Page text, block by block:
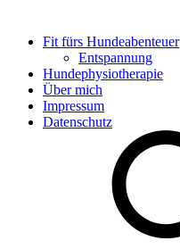
Fit fürs Hundeabenteuer
Entspannung
Hundephysiotherapie
Über mich
Impressum
Datenschutz